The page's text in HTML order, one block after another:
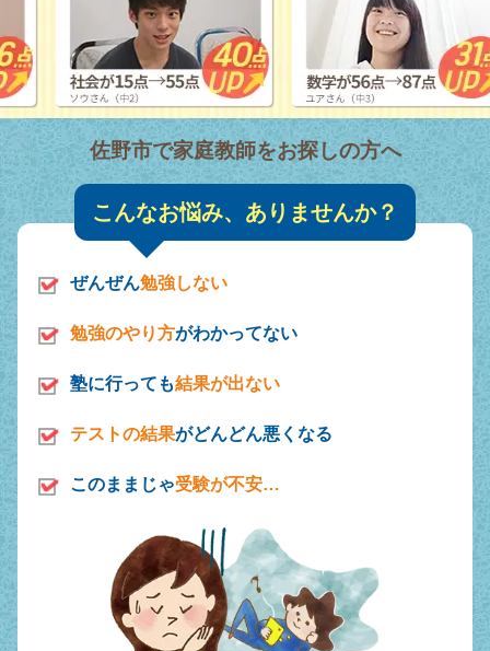
佐野市で家庭教師をお探しの方へ
こんなお悩み、ありませんか？
ぜんぜん勉強しない
勉強のやり方がわかってない
塾に行っても結果が出ない
テストの結果がどんどん悪くなる
このままじゃ受験が不安…